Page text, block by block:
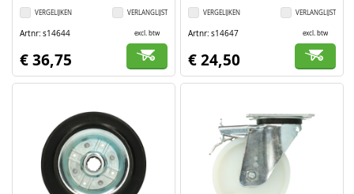
VERLANGLIJST
VERGELIJKEN
Artnr s14644 excl. btw
€ 36,75
VERLANGLIJST
VERGELIJKEN
Artnr s14647 excl. btw
€ 24,50